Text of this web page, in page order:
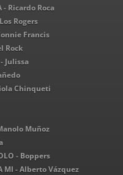
- Ricardo Roca
Rogers
Francis
Rock
Julissa
Chinqueti
Muñoz
- Boppers
MI - Alberto Vázquez